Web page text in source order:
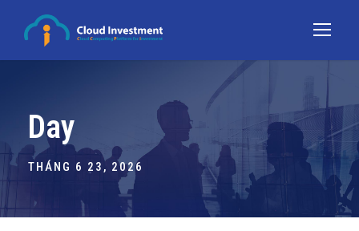
Day
THÁNG 6 23, 2026